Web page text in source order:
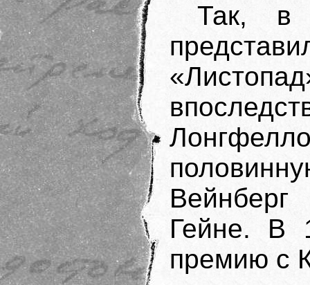
Так, в
Гейне. В
премию с